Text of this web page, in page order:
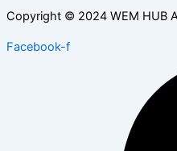
Copyright © 2024 WEM HUB
Facebook-f